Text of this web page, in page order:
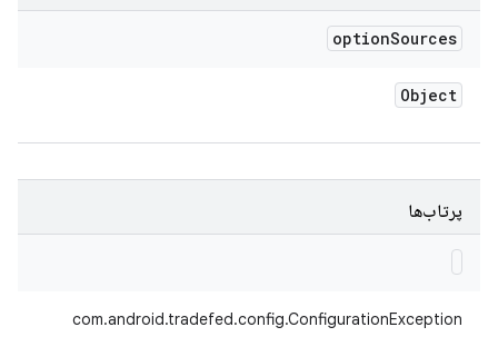
optionSources
Object
پرتاب‌ها
com.android.tradefed.config.ConfigurationException